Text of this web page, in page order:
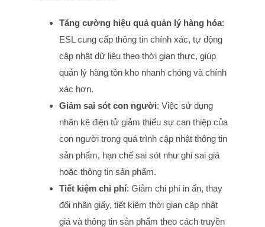
Tăng cường hiệu quả quản lý hàng hóa:
ESL cung cấp thông tin chính xác, tự động
cập nhật dữ liệu theo thời gian thực, giúp
quản lý hàng tồn kho nhanh chóng và chính
xác hơn.
Giảm sai sót con người: Việc sử dụng
nhãn kệ điện tử giảm thiểu sự can thiệp của
con người trong quá trình cập nhật thông tin
sản phẩm, hạn chế sai sót như ghi sai giá
hoặc thông tin sản phẩm.
Tiết kiệm chi phí: Giảm chi phí in ấn, thay
đổi nhãn giấy, tiết kiệm thời gian cập nhật
giá và thông tin sản phẩm theo cách truyền